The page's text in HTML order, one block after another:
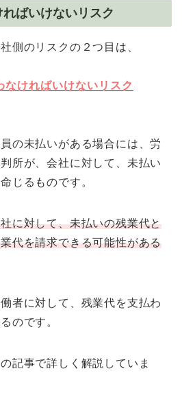
ばいけないリスク
側のリスクの２つ目は、
なければいけないリスク
の未払いがある場合には、労
所が、会社に対して、未払い
じるものです。
に対して、未払いの残業代と
代を請求できる可能性がある
者に対して、残業代を支払わ
のです。
記事で詳しく解説していま